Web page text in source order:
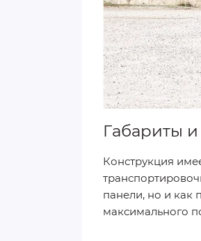
Габариты
Конструкция
панели, но и как
максимального